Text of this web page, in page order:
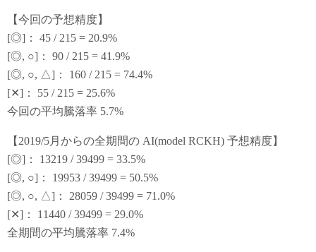
【今回の予想精度】
[◎]： 45 / 215 = 20.9%
[◎, ○]： 90 / 215 = 41.9%
[◎, ○, △]： 160 / 215 = 74.4%
[✕]： 55 / 215 = 25.6%
今回の平均騰落率 5.7%
【2019/5月からの全期間の AI(model RCKH) 予想精度】
[◎]： 13219 / 39499 = 33.5%
[◎, ○]： 19953 / 39499 = 50.5%
[◎, ○, △]： 28059 / 39499 = 71.0%
[✕]： 11440 / 39499 = 29.0%
全期間の平均騰落率 7.4%